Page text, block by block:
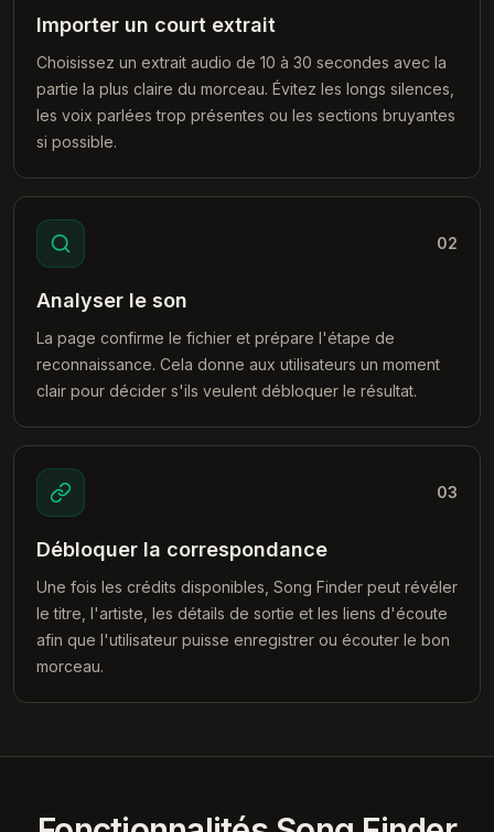
Importer un court extrait
Choisissez un extrait audio de 10 à 30 secondes avec la
partie la plus claire du morceau. Évitez les longs silences,
les voix parlées trop présentes ou les sections bruyantes
si possible.
02
Analyser le son
La page confirme le fichier et prépare l'étape de
reconnaissance. Cela donne aux utilisateurs un moment
clair pour décider s'ils veulent débloquer le résultat.
03
Débloquer la correspondance
Une fois les crédits disponibles, Song Finder peut révéler
le titre, l'artiste, les détails de sortie et les liens d'écoute
afin que l'utilisateur puisse enregistrer ou écouter le bon
morceau.